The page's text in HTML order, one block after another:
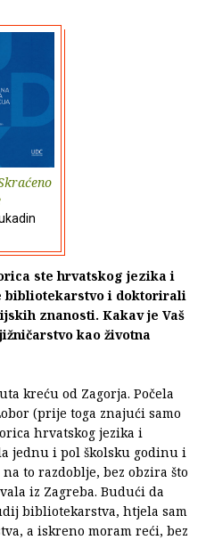
ste hrvatskog jezika i
bibliotekarstvo i doktorirali
znanosti. Kakav je Vaš
kao životna
kreću od Zagorja. Počela
(prije toga znajući samo
hrvatskog jezika i
jednu i pol školsku godinu i
to razdoblje, bez obzira što
iz Zagreba. Budući da
bibliotekarstva, htjela sam
a iskreno moram reći, bez